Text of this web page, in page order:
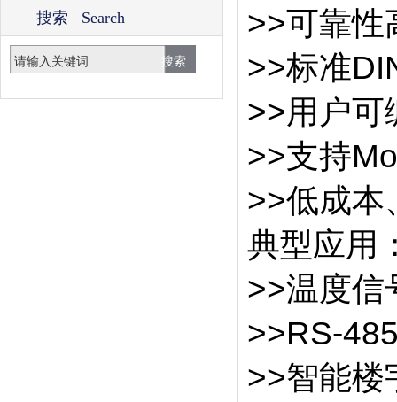
搜索 Search
>>可靠性
>>标准
>>用户可
>>支持
>>低成
典型应用
>>温度信
>>RS-
>>智能楼